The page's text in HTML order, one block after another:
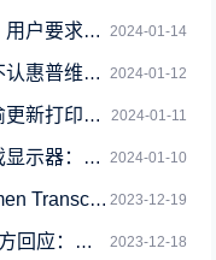
2024-01-14
提供免费检修
2024-01-12
普维修单
2024-01-11
适配原厂墨盒
2024-01-10
QD-O
2023-12-19
将在CES 20
2023-12-18
费检修